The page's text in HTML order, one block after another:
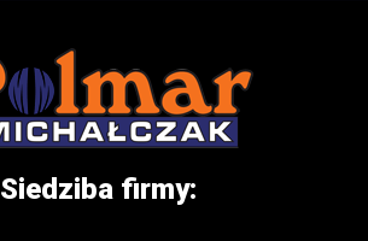
Siedziba firmy: